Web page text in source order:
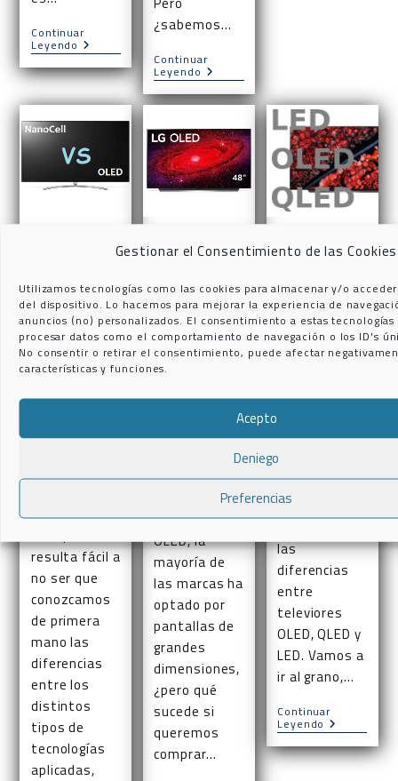
Gestionar el Consentimiento de las Cookies
Utilizamos tecnologías como las cookies para almacenar y/o
del dispositivo. Lo hacemos para mejorar la experiencia de
anuncios (no) personalizados. El consentimiento a estas
procesar datos como el comportamiento de navegación o los ID's
No consentir o retirar el consentimiento, puede afectar
características y funciones.
Acepto
Deniego
Preferencias
Continuar
Leyendo ¿Es
Buena
Idea
Un
TV
De
Segunda
Mano?
¿sabemos…
Continuar
Leyendo ¿Cuánto
Cuesta
Un
Televisor
OLED?
VS OLED:
AMBAS
TECNOLO
televisor, no
resulta fácil a
no ser que
conozcamos
de primera
mano las
diferencias
entre los
distintos
tipos de
tecnologías
aplicadas,
LA TV
PEQUEÑA
DEL
MUNDO
comprobar a
nuestro
catálogo de
televisores
OLED, la
mayoría de
las marcas ha
optado por
pantallas de
grandes
dimensiones,
¿pero qué
sucede si
queremos
comprar…
DIFERENCI
TELEVISO
RES LED,
OLED Y
la tecnología
OLED tienen
la clave de su
propia razón
las
diferencias
entre
televiores
OLED, QLED y
LED. Vamos a
ir al grano,…
Continuar
Leyendo Diferencias
Entre
Televisores
LED,